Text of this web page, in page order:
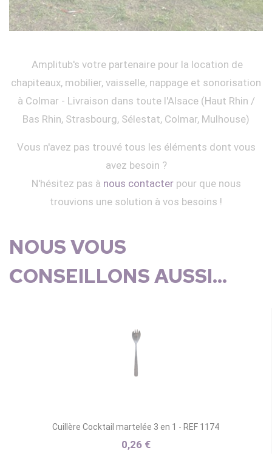
Amplitub's votre partenaire pour la location de
chapiteaux, mobilier, vaisselle, nappage et sonorisation
à Colmar - Livraison dans toute l'Alsace (Haut Rhin /
Bas Rhin, Strasbourg, Sélestat, Colmar, Mulhouse)
Vous n'avez pas trouvé tous les éléments dont vous
avez besoin ?
N'hésitez pas à nous contacterpour que nous
trouvions une solution à vos besoins !
NOUS VOUS
CONSEILLONS AUSSI...
Cuillère Cocktail martelée 3 en 1 - REF 1174
0,26 €